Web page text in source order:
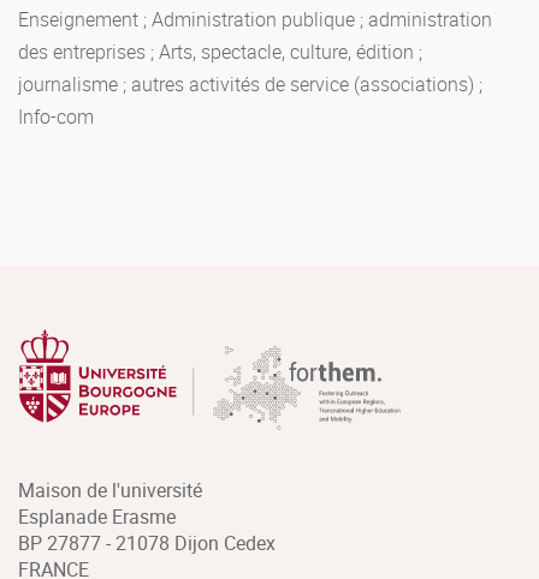
Enseignement ; Administration publique ; administration
des entreprises ; Arts, spectacle, culture, édition ;
journalisme ; autres activités de service (associations) ;
Info-com
Maison de l'université
Esplanade Erasme
BP 27877 - 21078 Dijon Cedex
FRANCE